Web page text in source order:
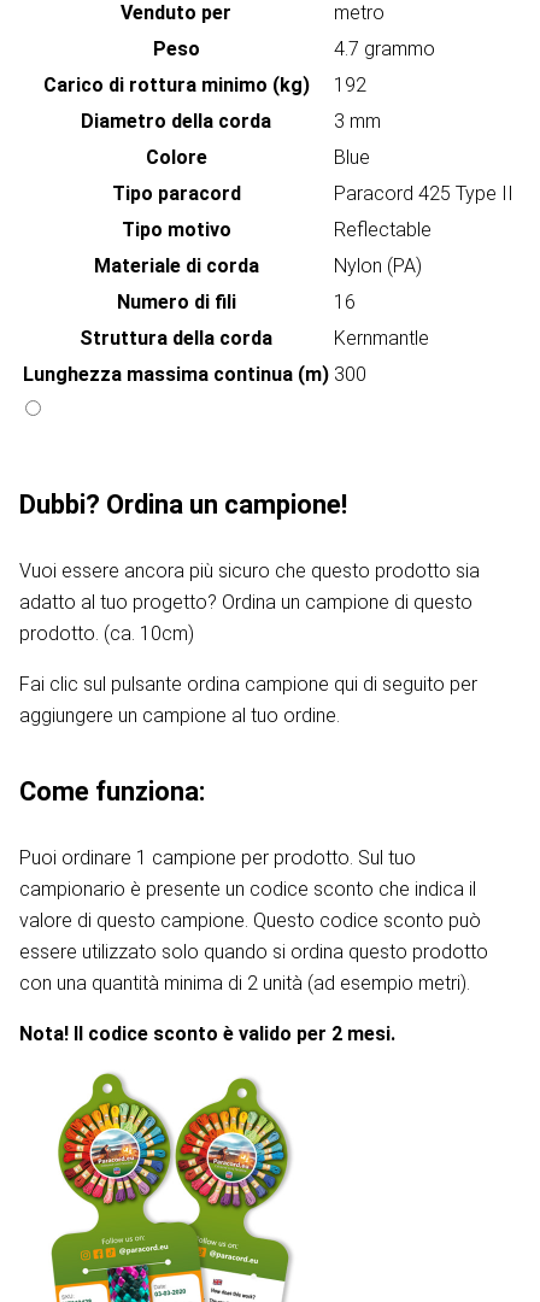
Venduto per
metro
Peso
4.7 grammo
Carico di rottura minimo (kg)
192
Diametro della corda
3 mm
Colore
Blue
Tipo paracord
Paracord 425 Type II
Tipo motivo
Reflectable
Materiale di corda
Nylon (PA)
Numero di fili
16
Struttura della corda
Kernmantle
Lunghezza massima continua (m) 300
Dubbi? Ordina un campione!
Vuoi essere ancora più sicuro che questo prodotto sia
adatto al tuo progetto? Ordina un campione di questo
prodotto. (ca. 10cm)
Fai clic sul pulsante ordina campione qui di seguito per
aggiungere un campione al tuo ordine.
Come funziona:
Puoi ordinare 1 campione per prodotto. Sul tuo
campionario è presente un codice sconto che indica il
valore di questo campione. Questo codice sconto può
essere utilizzato solo quando si ordina questo prodotto
con una quantità minima di 2 unità (ad esempio metri).
Nota! Il codice sconto è valido per 2 mesi.